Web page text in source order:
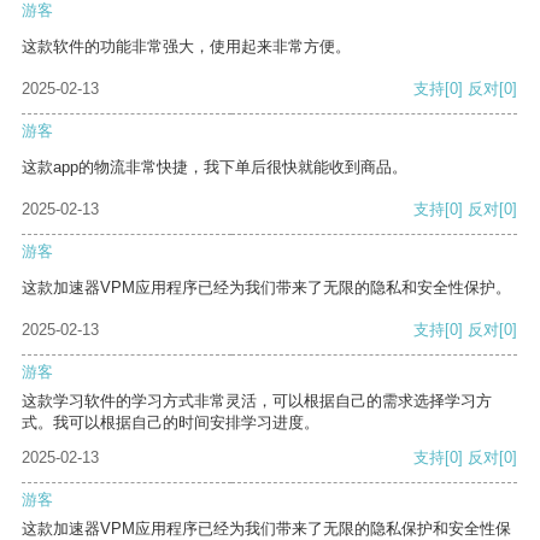
游客
这款软件的功能非常强大，使用起来非常方便。
2025-02-13 支持[0] 反对[0]
游客
这款app的物流非常快捷，我下单后很快就能收到商品。
2025-02-13 支持[0] 反对[0]
游客
这款加速器VPM应用程序已经为我们带来了无限的隐私和安全性保护。
2025-02-13 支持[0] 反对[0]
游客
这款学习软件的学习方式非常灵活，可以根据自己的需求选择学习方
式。我可以根据自己的时间安排学习进度。
2025-02-13
支持[0] 反对[0]
游客
这款加速器VPM应用程序已经为我们带来了无限的隐私保护和安全性保